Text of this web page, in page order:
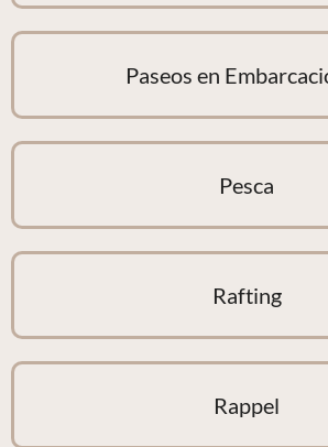
Paseos en
Pesca
Rafting
Rappel